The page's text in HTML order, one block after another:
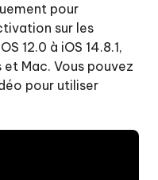
pour
sur les
12.0 à iOS 14.8.1,
Mac. Vous pouvez
pour utiliser